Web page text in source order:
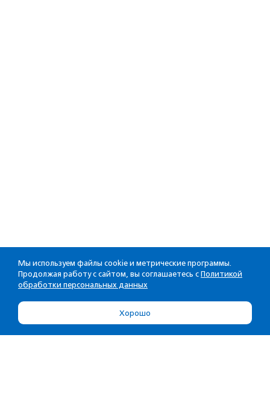
Мы используем файлы cookie и метрические программы.
Продолжая работу с сайтом, вы соглашаетесь с Политикой
обработки персональных данных
Хорошо